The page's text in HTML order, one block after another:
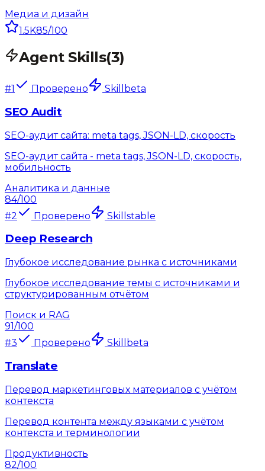
Медиа и дизайн
1.5K85/100
Agent Skills(3)
#1 Проверено Skill beta
SEO Audit
SEO-аудит сайта: meta tags, JSON-LD, скорость
SEO-аудит сайта - meta tags, JSON-LD, скорость,
мобильность
Аналитика и данные
84/100
#2 Проверено Skill stable
Deep Research
Глубокое исследование рынка с источниками
Глубокое исследование темы с источниками и
структурированным отчётом
Поиск и RAG
91/100
#3 Проверено Skill beta
Translate
Перевод маркетинговых материалов с учётом
контекста
Перевод контента между языками с учётом
контекста и терминологии
Продуктивность
82/100